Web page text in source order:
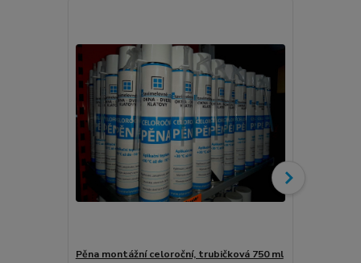
Pěna montážní celoroční, trubičková 750 ml